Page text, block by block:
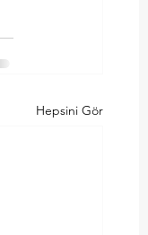
Hepsini Gör